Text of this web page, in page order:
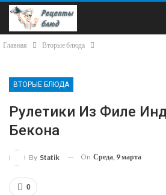
Главная Вторые блюда
ВТОРЫЕ БЛЮДА
Рулетики Из Филе
Бекона
By Statik On Среда, 9 марта
0